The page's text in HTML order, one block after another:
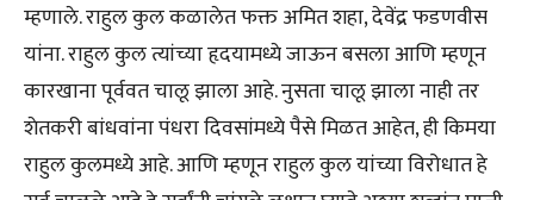
म्हणाले. राहुल कुल कळालेत फक्त अमित शहा, देवेंद्र फडणवीस
यांना. राहुल कुल त्यांच्या हृदयामध्ये जाऊन बसला आणि म्हणून
कारखाना पूर्ववत चालू झाला आहे. नुसता चालू झाला नाही तर
शेतकरी बांधवांना पंधरा दिवसांमध्ये पैसे मिळत आहेत, ही किमया
राहुल कुलमध्ये आहे. आणि म्हणून राहुल कुल यांच्या विरोधात हे